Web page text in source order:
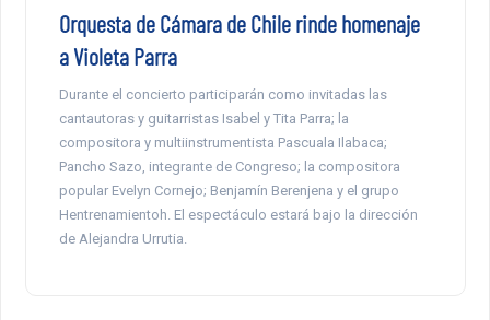
Orquesta de Cámara de Chile rinde homenaje
a Violeta Parra
Durante el concierto participarán como invitadas las
cantautoras y guitarristas Isabel y Tita Parra; la
compositora y multiinstrumentista Pascuala Ilabaca;
Pancho Sazo, integrante de Congreso; la compositora
popular Evelyn Cornejo; Benjamín Berenjena y el grupo
Hentrenamientoh. El espectáculo estará bajo la dirección
de Alejandra Urrutia.